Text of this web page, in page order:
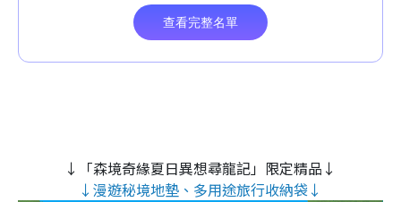
↓「森境奇緣夏日異想尋龍記」限定精品↓
↓漫遊秘境地墊、多用途旅行收納袋↓